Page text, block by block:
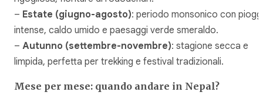
– Estate (giugno-agosto): periodo monsonico con
intense, caldo umido e paesaggi verde smeraldo.
– Autunno (settembre-novembre): stagione secca e
limpida, perfetta per trekking e festival tradizionali.
Mese per mese: quando andare in Nepal?